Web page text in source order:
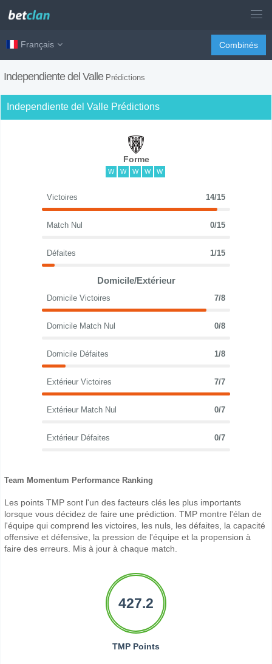
Français Combinés
Independiente del Valle Prédictions
Independiente del Valle Prédictions
Forme
W W W W W
Victoires 14/15
Match Nul 0/15
Défaites 1/15
Domicile/Extérieur
Domicile Victoires 7/8
Domicile Match Nul 0/8
Domicile Défaites 1/8
Extérieur Victoires 7/7
Extérieur Match Nul 0/7
Extérieur Défaites 0/7
Team Momentum Performance Ranking
Les points TMP sont l'un des facteurs clés les plus importants
lorsque vous décidez de faire une prédiction. TMP montre l'élan de
l'équipe qui comprend les victoires, les nuls, les défaites, la capacité
offensive et défensive, la pression de l'équipe et la propension à
faire des erreurs. Mis à jour à chaque match.
427.2
TMP Points